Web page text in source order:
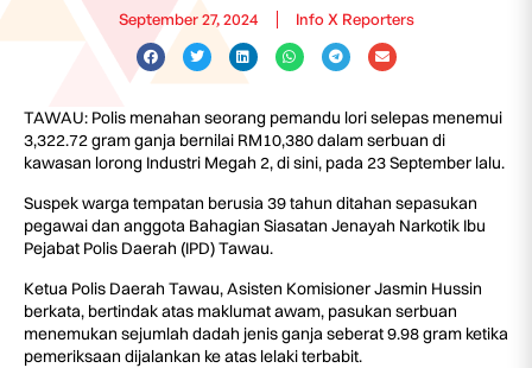
September 27, 2024 Info X Reporters
TAWAU: Polis menahan seorang pemandu lori selepas menemui
3,322.72 gram ganja bernilai RM10,380 dalam serbuan di
kawasan lorong Industri Megah 2, di sini, pada 23 September lalu.
Suspek warga tempatan berusia 39 tahun ditahan sepasukan
pegawai dan anggota Bahagian Siasatan Jenayah Narkotik Ibu
Pejabat Polis Daerah (IPD) Tawau.
Ketua Polis Daerah Tawau, Asisten Komisioner Jasmin Hussin
berkata, bertindak atas maklumat awam, pasukan serbuan
menemukan sejumlah dadah jenis ganja seberat 9.98 gram ketika
pemeriksaan dijalankan ke atas lelaki terbabit.